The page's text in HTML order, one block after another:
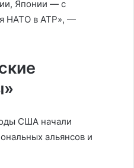
Японии — с
НАТО в АТР», —
США начали
альянсов и